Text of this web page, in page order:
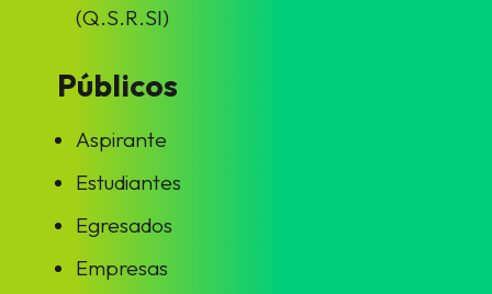
(Q.S.R.SI)
Públicos
Aspirante
Estudiantes
Egresados
Empresas